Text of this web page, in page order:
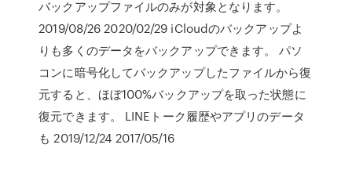
バックアップファイルのみが対象となります。
2019/08/26 2020/02/29 iCloudのバックアップよ
りも多くのデータをバックアップできます。 パソ
コンに暗号化してバックアップしたファイルから復
元すると、ほぼ100%バックアップを取った状態に
復元できます。 LINEトーク履歴やアプリのデータ
も 2019/12/24 2017/05/16